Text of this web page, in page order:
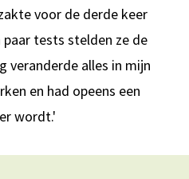
voor de derde keer
paar tests stelden ze de
veranderde alles in mijn
en had opeens een
wordt.'